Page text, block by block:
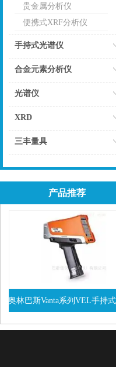
贵金属分析仪
便携式XRF分析仪
手持式光谱仪
合金元素分析仪
光谱仪
XRD
三丰量具
产品推荐
查看详情